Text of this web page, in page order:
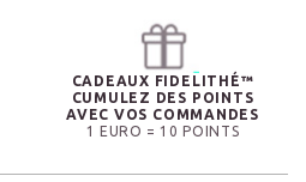
CADEAUX FIDELITHÉ™
CUMULEZ DES POINTS
AVEC VOS COMMANDES
1 EURO = 10 POINTS